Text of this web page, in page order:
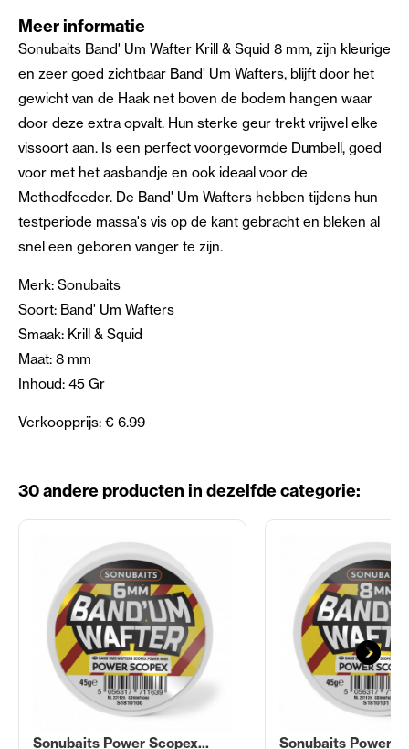
Meer informatie
Sonubaits Band' Um Wafter Krill & Squid 8 mm, zijn kleurige
en zeer goed zichtbaar Band' Um Wafters, blijft door het
gewicht van de Haak net boven de bodem hangen waar
door deze extra opvalt. Hun sterke geur trekt vrijwel elke
vissoort aan. Is een perfect voorgevormde Dumbell, goed
voor met het aasbandje en ook ideaal voor de
Methodfeeder. De Band' Um Wafters hebben tijdens hun
testperiode massa's vis op de kant gebracht en bleken al
snel een geboren vanger te zijn.
Merk: Sonubaits
Soort: Band' Um Wafters
Smaak: Krill & Squid
Maat: 8 mm
Inhoud: 45 Gr
Verkoopprijs: € 6.99
30 andere producten in dezelfde categorie:
Sonubaits Power Scopex...
Sonubaits Power